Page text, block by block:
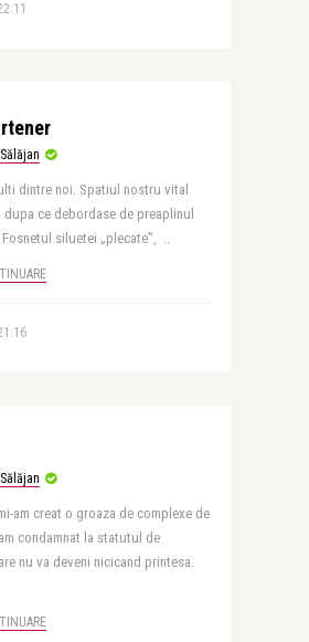
dintre noi. Spatiul nostru vital
ce debordase de preaplinul
siluetei „plecate”, ..
am creat o groaza de complexe de
condamnat la statutul de
nu va deveni nicicand printesa.